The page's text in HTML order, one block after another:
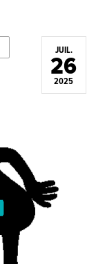
JUIL.
26
2025